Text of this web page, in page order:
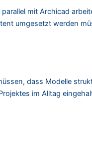
mit Archicad
umgesetzt werden
dass Modelle
im Alltag